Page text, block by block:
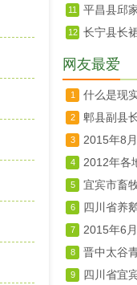
11
12 长宁县长
网友最爱
1 什么是现
2
3
4 2012年各
5
6 四川省养
7 2015年6
8
9 四川省宜